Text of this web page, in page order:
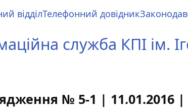
відділТелефонний довідник
служба КПІ ім.
№ 5-1 |